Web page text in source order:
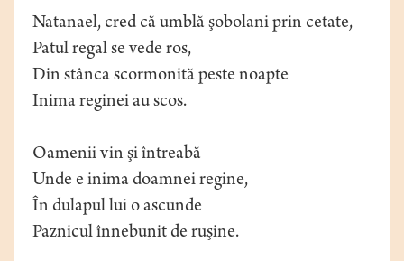
Natanael, cred că umblă şobolani prin cetate,
Patul regal se vede ros,
Din stânca scormonită peste noapte
Inima reginei au scos.
Oamenii vin şi întreabă
Unde e inima doamnei regine,
În dulapul lui o ascunde
Paznicul înnebunit de ruşine.